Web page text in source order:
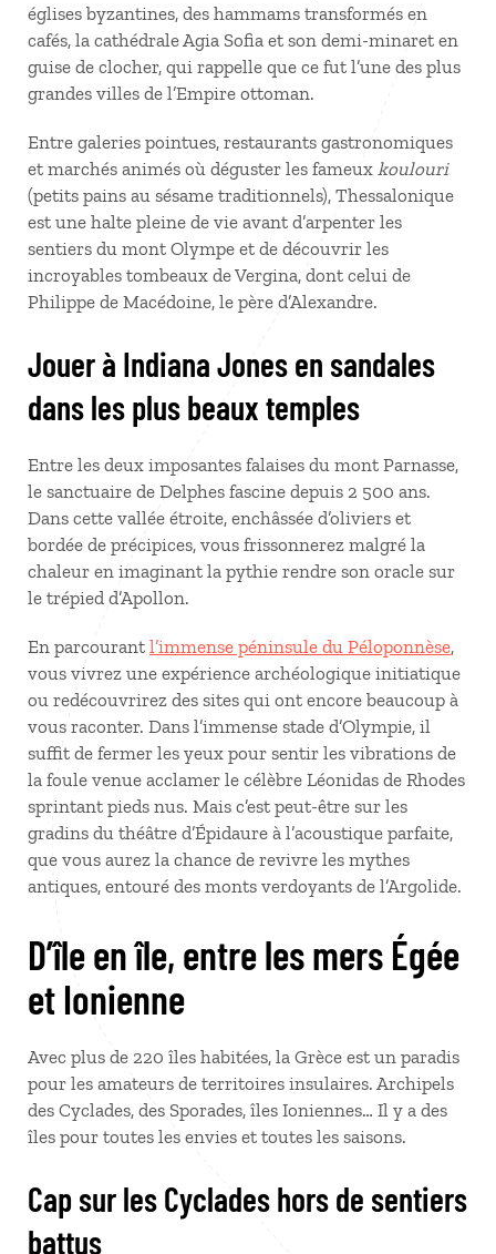
églises byzantines, des hammams transformés en
cafés, la cathédrale Agia Sofia et son demi-minaret en
guise de clocher, qui rappelle que ce fut l’une des plus
grandes villes de l’Empire ottoman.
Entre galeries pointues, restaurants gastronomiques
et marchés animés où déguster les fameux koulouri
(petits pains au sésame traditionnels), Thessalonique
est une halte pleine de vie avant d’arpenter les
sentiers du mont Olympe et de découvrir les
incroyables tombeaux de Vergina, dont celui de
Philippe de Macédoine, le père d’Alexandre.
Jouer à Indiana Jones en sandales
dans les plus beaux temples
Entre les deux imposantes falaises du mont Parnasse,
le sanctuaire de Delphes fascine depuis 2 500 ans.
Dans cette vallée étroite, enchâssée d’oliviers et
bordée de précipices, vous frissonnerez malgré la
chaleur en imaginant la pythie rendre son oracle sur
le trépied d’Apollon.
En parcourant l’immense péninsule du Péloponnèse,
vous vivrez une expérience archéologique initiatique
ou redécouvrirez des sites qui ont encore beaucoup à
vous raconter. Dans l’immense stade d’Olympie, il
suffit de fermer les yeux pour sentir les vibrations de
la foule venue acclamer le célèbre Léonidas de Rhodes
sprintant pieds nus. Mais c’est peut-être sur les
gradins du théâtre d’Épidaure à l’acoustique parfaite,
que vous aurez la chance de revivre les mythes
antiques, entouré des monts verdoyants de l’Argolide.
D’île en île, entre les mers Égée
et Ionienne
Avec plus de 220 îles habitées, la Grèce est un paradis
pour les amateurs de territoires insulaires. Archipels
des Cyclades, des Sporades, îles Ioniennes… Il y a des
îles pour toutes les envies et toutes les saisons.
Cap sur les Cyclades hors de sentiers
battus